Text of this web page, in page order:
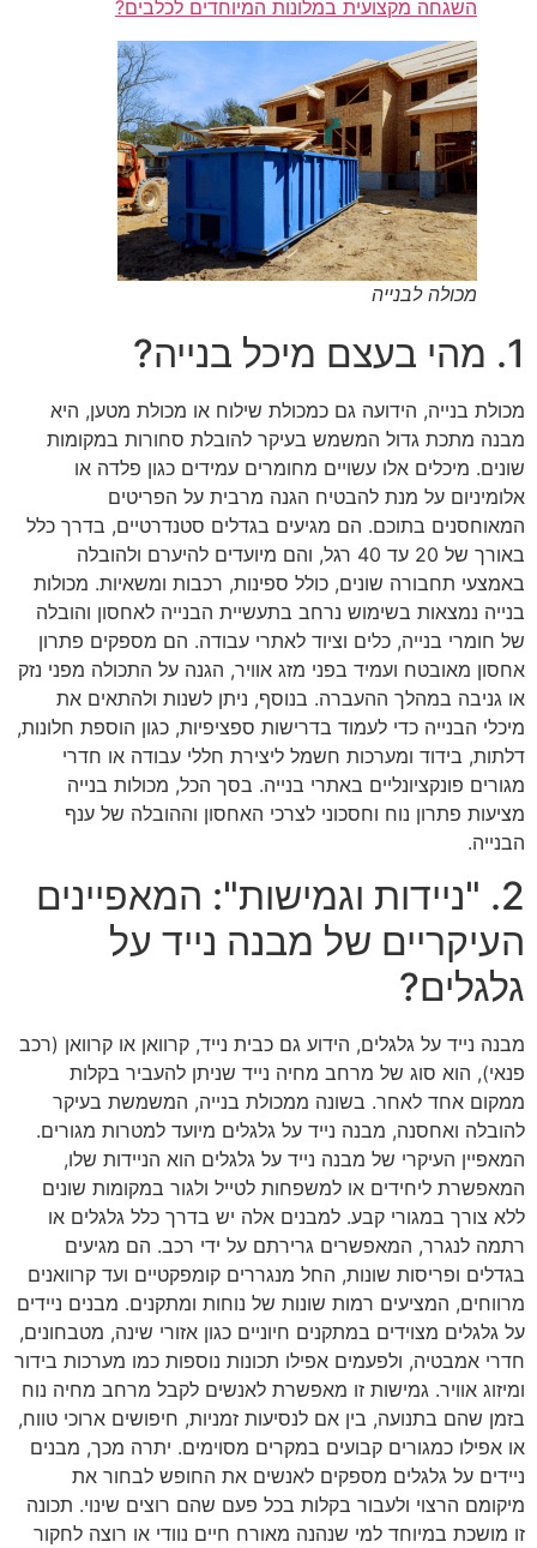
השגחה מקצועית במלונות המיוחדים לכלבים?
מכולה לבנייה
1. מהי בעצם מיכל בנייה?
מכולת בנייה, הידועה גם כמכולת שילוח או מכולת מטען, היא
מבנה מתכת גדול המשמש בעיקר להובלת סחורות במקומות
שונים. מיכלים אלו עשויים מחומרים עמידים כגון פלדה או
אלומיניום על מנת להבטיח הגנה מרבית על הפריטים
המאוחסנים בתוכם. הם מגיעים בגדלים סטנדרטיים, בדרך כלל
באורך של 20 עד 40 רגל, והם מיועדים להיערם ולהובלה
באמצעי תחבורה שונים, כולל ספינות, רכבות ומשאיות. מכולות
בנייה נמצאות בשימוש נרחב בתעשיית הבנייה לאחסון והובלה
של חומרי בנייה, כלים וציוד לאתרי עבודה. הם מספקים פתרון
אחסון מאובטח ועמיד בפני מזג אוויר, הגנה על התכולה מפני נזק
או גניבה במהלך ההעברה. בנוסף, ניתן לשנות ולהתאים את
מיכלי הבנייה כדי לעמוד בדרישות ספציפיות, כגון הוספת חלונות,
דלתות, בידוד ומערכות חשמל ליצירת חללי עבודה או חדרי
מגורים פונקציונליים באתרי בנייה. בסך הכל, מכולות בנייה
מציעות פתרון נוח וחסכוני לצרכי האחסון וההובלה של ענף
הבנייה.
2. "ניידות וגמישות": המאפיינים
העיקריים של מבנה נייד על
גלגלים?
מבנה נייד על גלגלים, הידוע גם כבית נייד, קרוואן או קרוואן (רכב
פנאי), הוא סוג של מרחב מחיה נייד שניתן להעביר בקלות
ממקום אחד לאחר. בשונה ממכולת בנייה, המשמשת בעיקר
להובלה ואחסנה, מבנה נייד על גלגלים מיועד למטרות מגורים.
המאפיין העיקרי של מבנה נייד על גלגלים הוא הניידות שלו,
המאפשרת ליחידים או למשפחות לטייל ולגור במקומות שונים
ללא צורך במגורי קבע. למבנים אלה יש בדרך כלל גלגלים או
רתמה לנגרר, המאפשרים גרירתם על ידי רכב. הם מגיעים
בגדלים ופריסות שונות, החל מנגררים קומפקטיים ועד קרוואנים
מרווחים, המציעים רמות שונות של נוחות ומתקנים. מבנים ניידים
על גלגלים מצוידים במתקנים חיוניים כגון אזורי שינה, מטבחונים,
חדרי אמבטיה, ולפעמים אפילו תכונות נוספות כמו מערכות בידור
ומיזוג אוויר. גמישות זו מאפשרת לאנשים לקבל מרחב מחיה נוח
בזמן שהם בתנועה, בין אם לנסיעות זמניות, חיפושים ארוכי טווח,
או אפילו כמגורים קבועים במקרים מסוימים. יתרה מכך, מבנים
ניידים על גלגלים מספקים לאנשים את החופש לבחור את
מיקומם הרצוי ולעבור בקלות בכל פעם שהם רוצים שינוי. תכונה
זו מושכת במיוחד למי שנהנה מאורח חיים נוודי או רוצה לחקור